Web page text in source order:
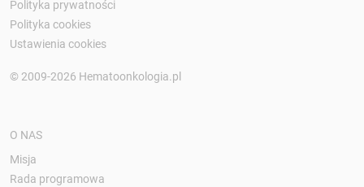
Polityka prywatności
Polityka cookies
Ustawienia cookies
© 2009-2026 Hematoonkologia.pl
O NAS
Misja
Rada programowa